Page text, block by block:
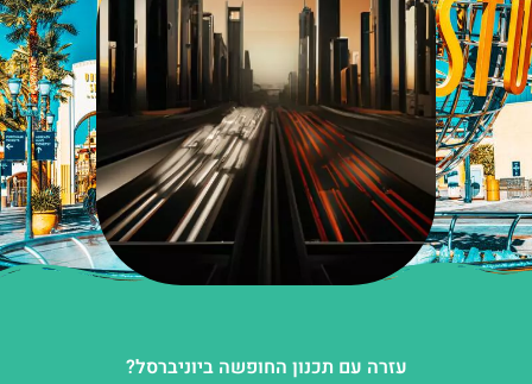
עזרה עם תכנון החופשה ביוניברסל?